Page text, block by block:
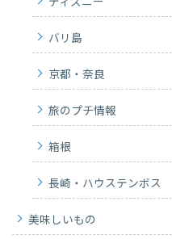
バリ島
京都・奈良
旅のプチ情報
箱根
長崎・ハウステンボス
美味しいもの